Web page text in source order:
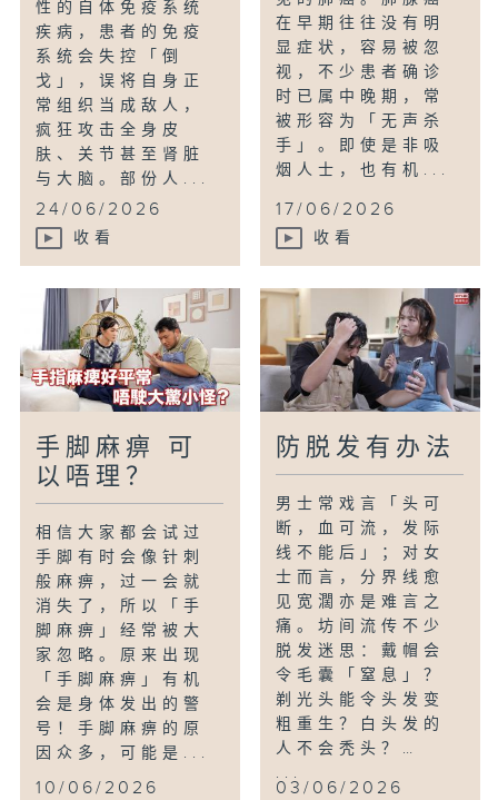
性的自体免疫系统
疾病，患者的免疫
系统会失控「倒
戈」，误将自身正
常组织当成敌人，
疯狂攻击全身皮
肤、关节甚至肾脏
与大脑。部份人...
24/06/2026
收看
在早期往往没有明
显症状，容易被忽
视，不少患者确诊
时已属中晚期，常
被形容为「无声杀
手」。即使是非吸
烟人士，也有机...
17/06/2026
收看
手脚麻痹 可
以唔理？
相信大家都会试过
手脚有时会像针刺
般麻痹，过一会就
消失了，所以「手
脚麻痹」经常被大
家忽略。原来出现
「手脚麻痹」有机
会是身体发出的警
号！手脚麻痹的原
因众多，可能是...
10/06/2026
防脱发有办法
男士常戏言「头可
断，血可流，发际
线不能后」；对女
士而言，分界线愈
见宽濶亦是难言之
痛。坊间流传不少
脱发迷思：戴帽会
令毛囊「窒息」？
剃光头能令头发变
粗重生？白头发的
人不会秃头？…
...
03/06/2026